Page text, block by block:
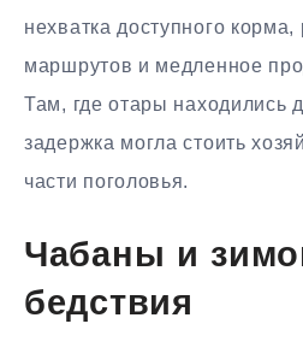
нехватка доступного
маршрутов и медленное
Там, где отары находились
задержка могла стоить
части поголовья.
Чабаны и
бедствия